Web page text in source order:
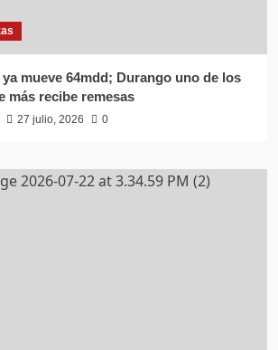
mueve 64mdd; Durango uno de los
más recibe remesas
27 julio, 2026 0